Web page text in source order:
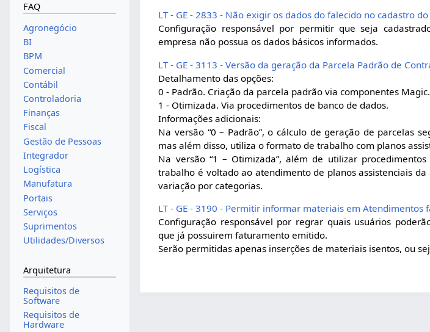
LT - GE - 2833 - Não exigir os dados do falecido no cadastro
Configuração responsável por permitir que seja
empresa não possua os dados básicos informados.
LT - GE - 3113 - Versão da geração da Parcela Padrão de
Detalhamento das opções:
0 - Padrão. Criação da parcela padrão via componentes Magic.
1 - Otimizada. Via procedimentos de banco de dados.
Informações adicionais:
Na versão “0 – Padrão”, o cálculo de geração de parcelas
mas além disso, utiliza o formato de trabalho com planos
Na versão “1 – Otimizada”, além de utilizar
trabalho é voltado ao atendimento de planos assistenciais da
variação por categorias.
LT - GE - 3190 - Permitir informar materiais em Atendimentos
Configuração responsável por regrar quais usuários
que já possuirem faturamento emitido.
Serão permitidas apenas inserções de materiais isentos, ou
FAQ
Agronegócio
BI
BPM
Comercial
Contábil
Controladoria
Finanças
Fiscal
Gestão de Pessoas
Integrador
Logística
Manufatura
Portais
Serviços
Suprimentos
Utilidades/Diversos
Arquitetura
Requisitos de
Software
Requisitos de
Hardware